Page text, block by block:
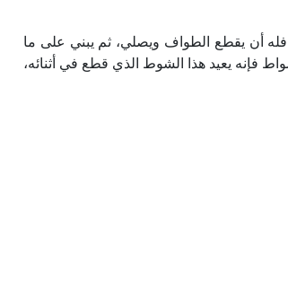
أن يقطع الطواف ويصلي، ثم يبني على ما
فإنه يعيد هذا الشوط الذي قطع في أثنائه،